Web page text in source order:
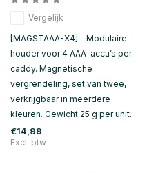
Vergelijk
[MAGSTAAA-X4] – Modulaire
houder voor 4 AAA-accu’s per
caddy. Magnetische
vergrendeling, set van twee,
verkrijgbaar in meerdere
kleuren. Gewicht 25 g per unit.
€14,99
Excl. btw